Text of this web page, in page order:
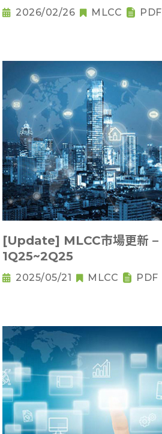
2026/02/26 MLCC PDF
[Update] MLCC市場更新 –
1Q25~2Q25
2025/05/21 MLCC PDF